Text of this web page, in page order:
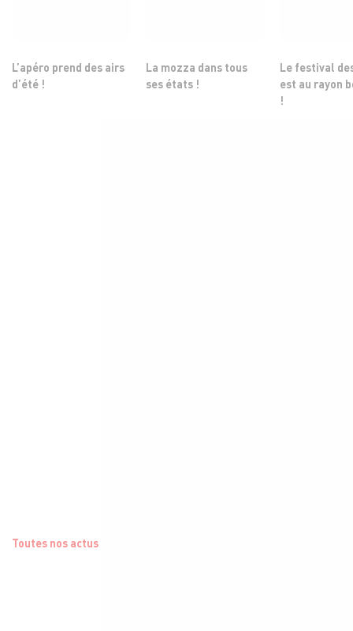
L’apéro prend des airs
d’été !
La mozza dans tous
ses états !
Le festival
est au rayon
!
Toutes nos actus